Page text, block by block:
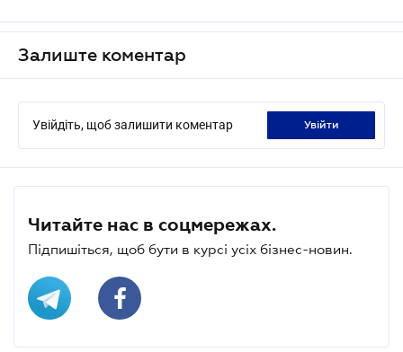
Залиште коментар
Увійдіть, щоб залишити коментар увійти
Читайте нас в соцмережах.
Підпишіться, щоб бути в курсі усіх бізнес-новин.